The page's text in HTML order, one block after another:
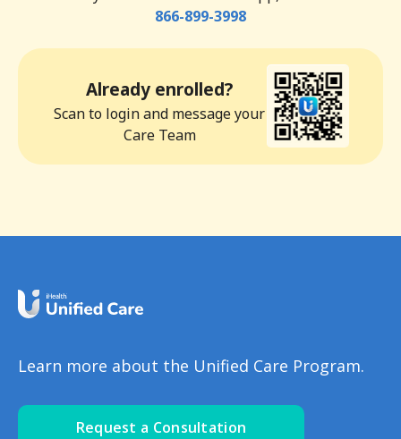
866-899-3998
Already enrolled?
Scan to login and message your
Care Team
Learn more about the Unified Care Program.
Request a Consultation